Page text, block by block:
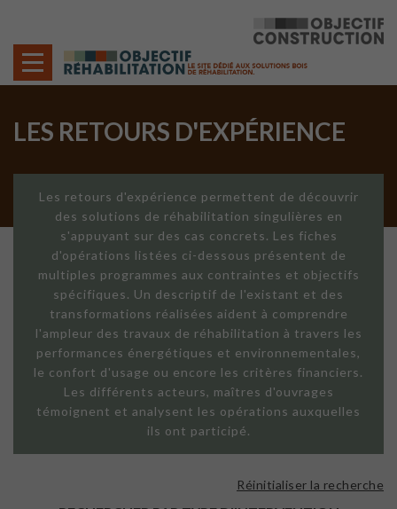
LES RETOURS D'EXPÉRIENCE
Les retours d'expérience permettent de découvrir
des solutions de réhabilitation singulières en
s'appuyant sur des cas concrets. Les fiches
d'opérations listées ci-dessous présentent de
multiples programmes aux contraintes et objectifs
spécifiques. Un descriptif de l'existant et des
transformations réalisées aident à comprendre
l'ampleur des travaux de réhabilitation à travers les
performances énergétiques et environnementales,
le confort d'usage ou encore les critères financiers.
Les différents acteurs, maîtres d'ouvrages
témoignent et analysent les opérations auxquelles
ils ont participé.
Réinitialiser la recherche